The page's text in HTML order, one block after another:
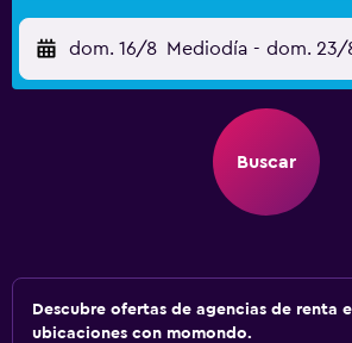
dom. 16/8 Mediodía - dom. 23/
Buscar
Descubre ofertas de agencias de renta
ubicaciones con momondo.